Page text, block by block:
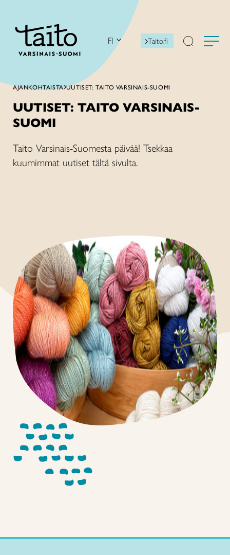
FI Taito.fi
AJANKOHTAISTA UUTISET: TAITO VARSINAIS-SUOMI
UUTISET: TAITO VARSINAIS-
SUOMI
Taito Varsinais-Suomesta päivää! Tsekkaa
kuumimmat uutiset tältä sivulta.